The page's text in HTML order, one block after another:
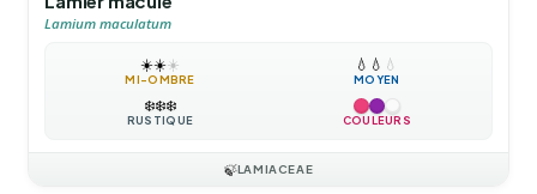
Lamium maculatum
☀️☀️☀️
MI-OMBRE
💧 💧 💧
MOYEN
❄️❄️❄️
RUSTIQUE COULEURS
🍃LAMIACEAE